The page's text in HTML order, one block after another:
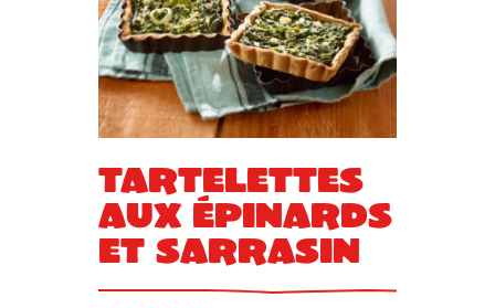
Tartelettes
aux épinards
et sarrasin